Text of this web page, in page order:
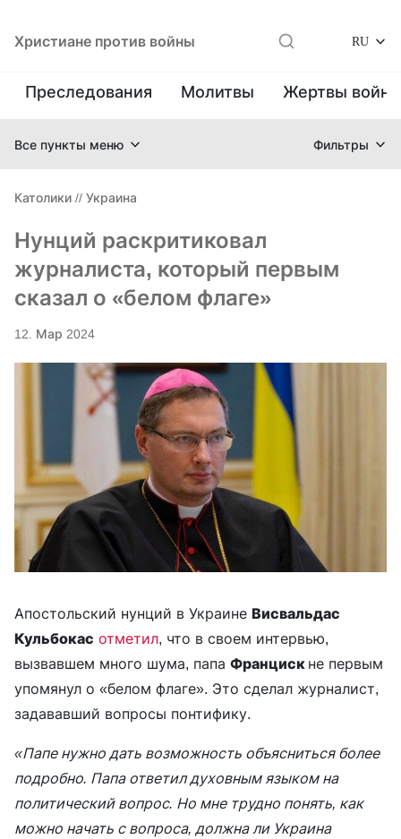
Христиане против войны RU
Преследования Молитвы Жертвы
Все пункты меню Фильтры
Католики // Украина
Нунций раскритиковал
журналиста, который первым
сказал о «белом флаге»
12. Мар 2024
Апостольский нунций в Украине Висвальдас
Кульбокас отметил, что в своем интервью,
вызвавшем много шума, папа Франциск не первым
упомянул о «белом флаге». Это сделал журналист,
задававший вопросы понтифику.
«Папе нужно дать возможность объясниться более
подробно. Папа ответил духовным языком на
политический вопрос. Но мне трудно понять, как
можно начать с вопроса, должна ли Украина